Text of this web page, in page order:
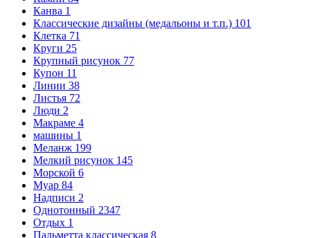
Канва 1
Классические дизайны (медальоны и т.п.) 101
Клетка 71
Круги 25
Крупный рисунок 77
Купон 11
Линии 38
Листья 72
Люди 2
Макраме 4
машины 1
Меланж 199
Мелкий рисунок 145
Морской 6
Муар 84
Надписи 2
Однотонный 2347
Отдых 1
Пальметта классическая 8